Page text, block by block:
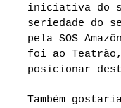
iniciativa do
seriedade do
pela SOS
foi ao
posicionar
Também